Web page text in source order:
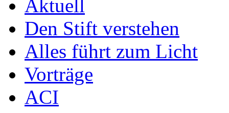
Aktuell
Den Stift verstehen
Alles führt zum Licht
Vorträge
ACI